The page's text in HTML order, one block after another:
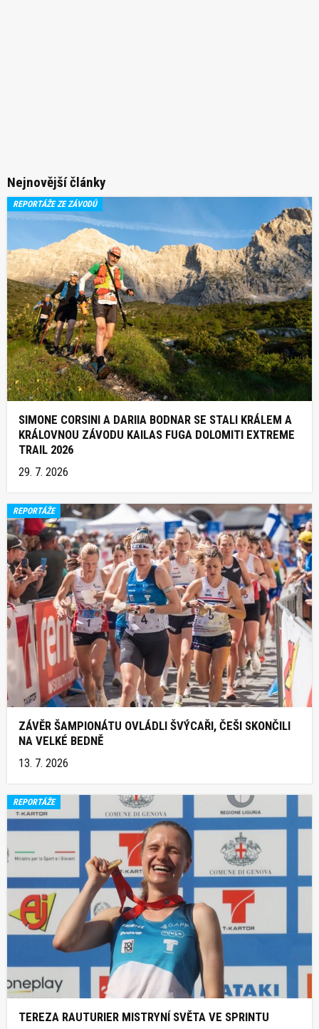
Nejnovější články
REPORTÁŽE ZE ZÁVODŮ
SIMONE CORSINI A DARIIA BODNAR SE STALI KRÁLEM A
KRÁLOVNOU ZÁVODU KAILAS FUGA DOLOMITI EXTREME
TRAIL 2026
29. 7. 2026
REPORTÁŽE
ZÁVĚR ŠAMPIONÁTU OVLÁDLI ŠVÝCAŘI, ČEŠI SKONČILI
NA VELKÉ BEDNĚ
13. 7. 2026
REPORTÁŽE
TEREZA RAUTURIER MISTRYNÍ SVĚTA VE SPRINTU